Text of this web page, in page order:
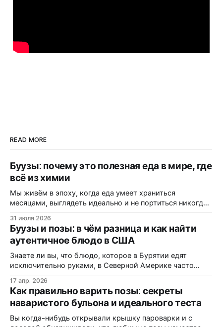
READ MORE
Буузы: почему это полезная еда в мире, где
всё из химии
Мы живём в эпоху, когда еда умеет храниться
месяцами, выглядеть идеально и не портиться никогда.
вкус. Полки магазинов забиты ультраобработанной
пищей: полуфабрикатами, лапшой быстрого
приготовления, «домашними» котлетами с составом на
пол-этикетки. А ведь есть блюдо, которому не нужны
консерванты, потому
31 июля 2026
Буузы и позы: в чём разница и как найти
аутентичное блюдо в США
Знаете ли вы, что блюдо, которое в Бурятии едят
исключительно руками, в Северной Америке часто
материале вы узнаете, почему одни называют их
«буузы», а другие — «позы», как диаспора адаптирует
рецепт под западные реалии, и где именно на трассах
Монтаны можно заказать свежую партию без
17 апр. 2026
Как правильно варить позы: секреты
наваристого бульона и идеального теста
Вы когда-нибудь открывали крышку пароварки и с